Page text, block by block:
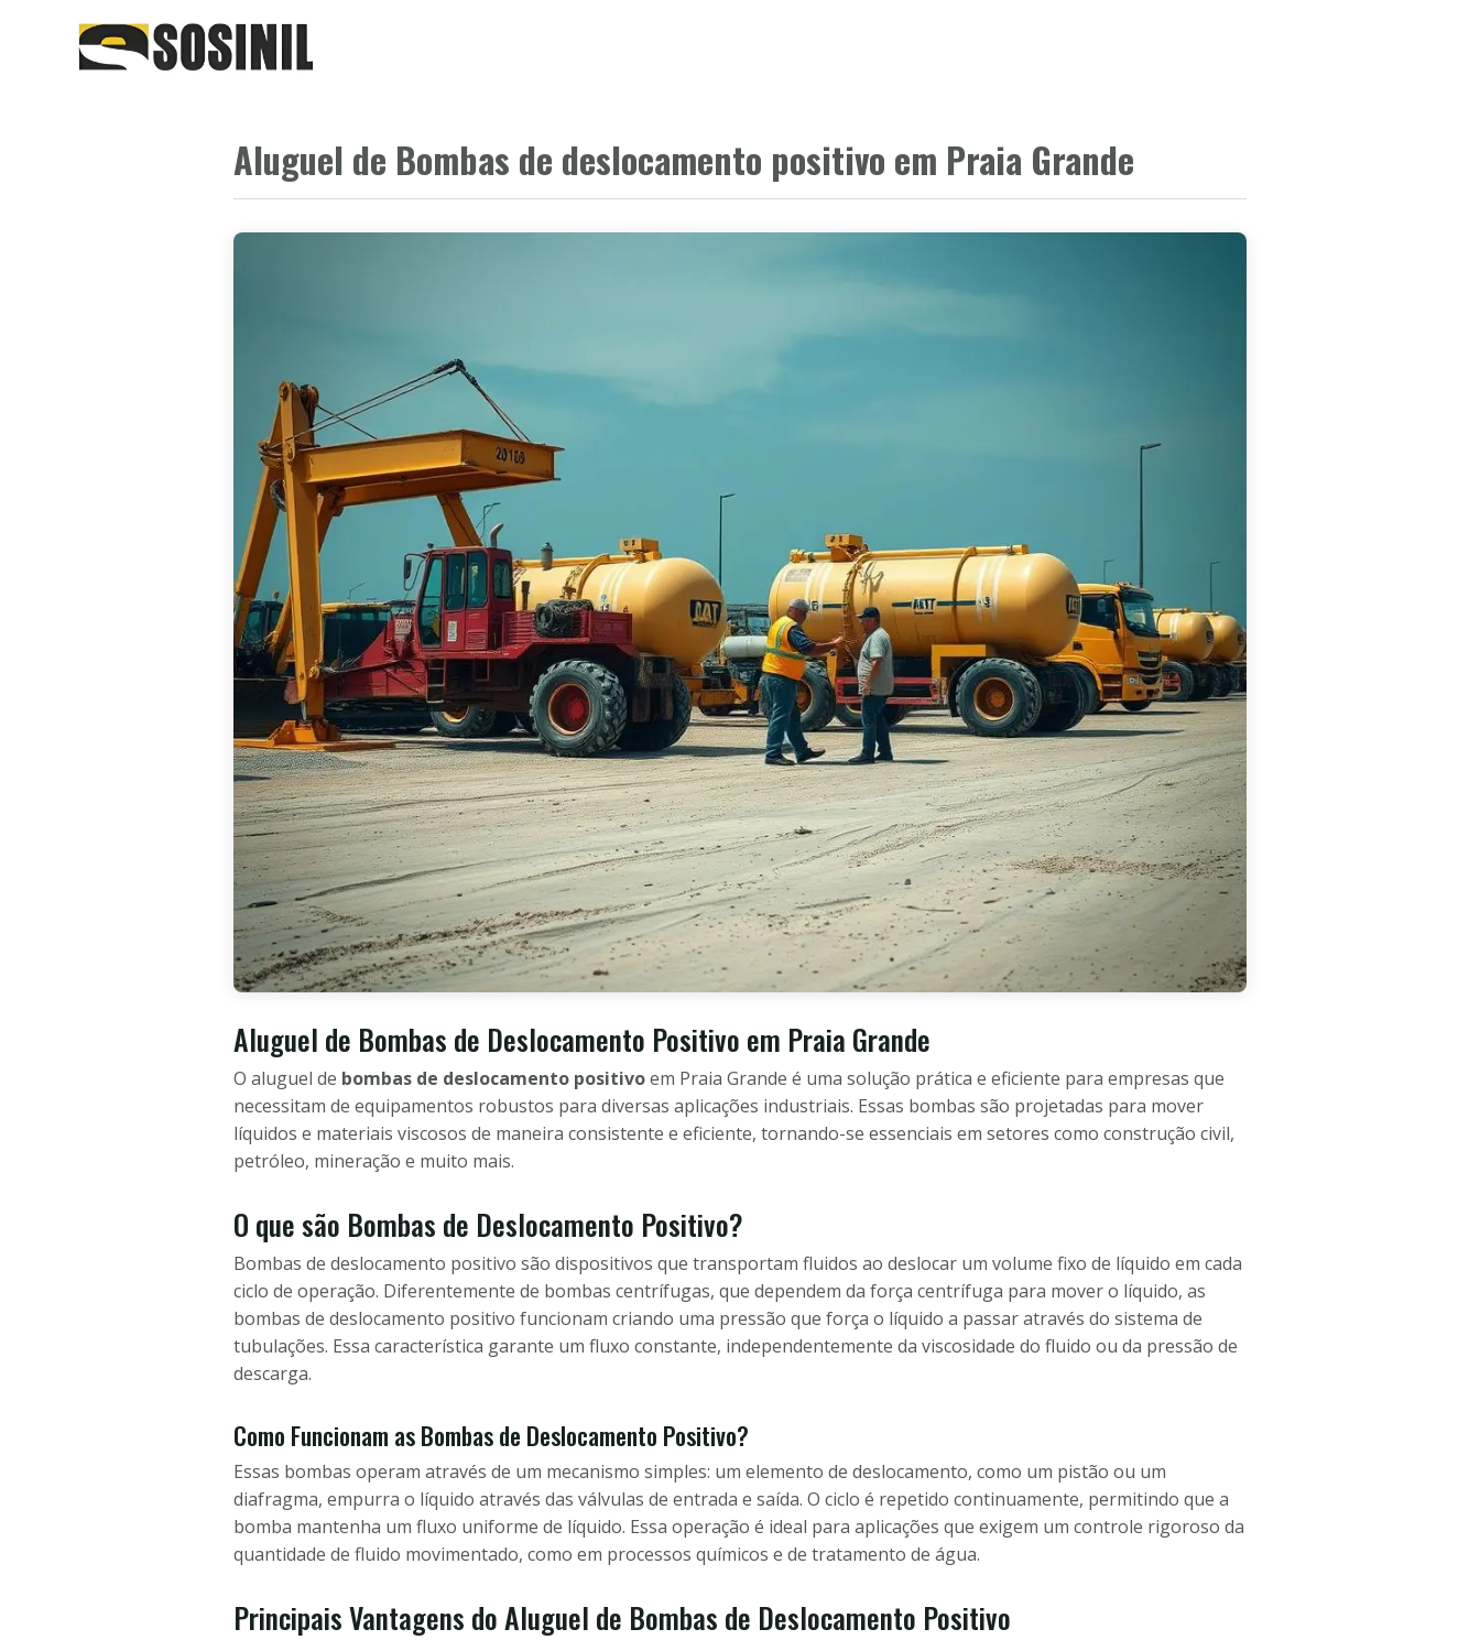
Aluguel de Bombas de deslocamento positivo em Praia Grande
Aluguel de Bombas de Deslocamento Positivo em Praia Grande
O aluguel de bombas de deslocamento positivoem Praia Grande é uma solução prática e eficiente para empresas que
necessitam de equipamentos robustos para diversas aplicações industriais. Essas bombas são projetadas para mover
líquidos e materiais viscosos de maneira consistente e eficiente, tornando-se essenciais em setores como construção civil,
petróleo, mineração e muito mais.
O que são Bombas de Deslocamento Positivo?
Bombas de deslocamento positivo são dispositivos que transportam fluidos ao deslocar um volume fixo de líquido em cada
ciclo de operação. Diferentemente de bombas centrífugas, que dependem da força centrífuga para mover o líquido, as
bombas de deslocamento positivo funcionam criando uma pressão que força o líquido a passar através do sistema de
tubulações. Essa característica garante um fluxo constante, independentemente da viscosidade do fluido ou da pressão de
descarga.
Como Funcionam as Bombas de Deslocamento Positivo?
Essas bombas operam através de um mecanismo simples: um elemento de deslocamento, como um pistão ou um
diafragma, empurra o líquido através das válvulas de entrada e saída. O ciclo é repetido continuamente, permitindo que a
bomba mantenha um fluxo uniforme de líquido. Essa operação é ideal para aplicações que exigem um controle rigoroso da
quantidade de fluido movimentado, como em processos químicos e de tratamento de água.
Principais Vantagens do Aluguel de Bombas de Deslocamento Positivo